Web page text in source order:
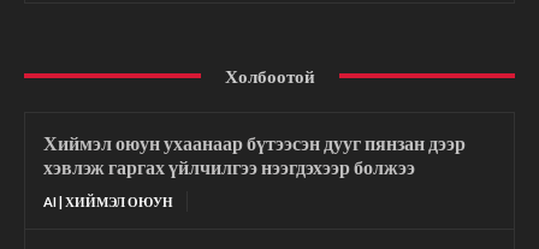
Холбоотой
Хиймэл оюун ухаанаар бүтээсэн дууг пянзан дээр
хэвлэж гаргах үйлчилгээ нээгдэхээр болжээ
AI | ХИЙМЭЛ ОЮУН